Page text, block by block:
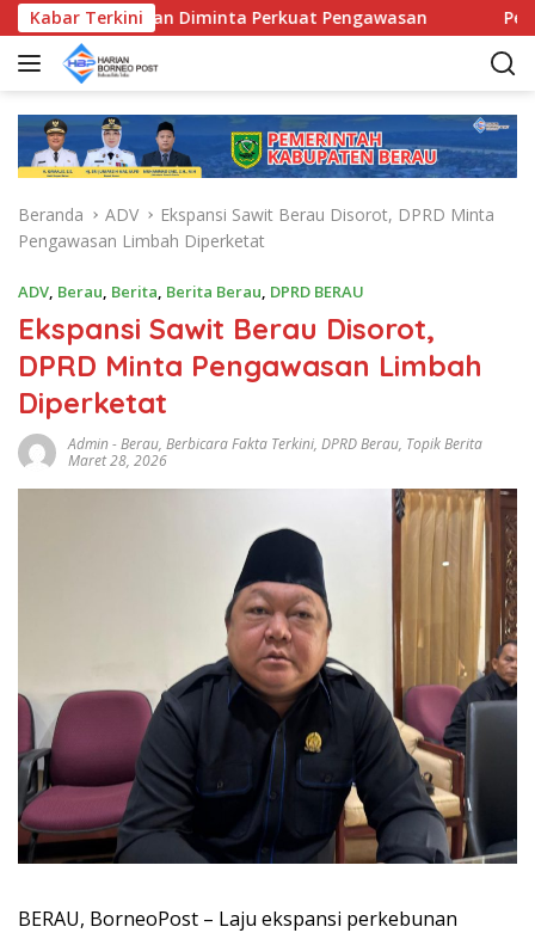
a
Kabar Terkini
Kecamatan Diminta Perkuat Pengawasan Pemkab
Beranda ADV
Ekspansi Sawit Berau Disorot, DPRD Minta
Pengawasan Limbah Diperketat
ADV, Berau, Berita, Berita Berau, DPRD BERAU
Ekspansi Sawit Berau Disorot,
DPRD Minta Pengawasan Limbah
Diperketat
Admin-Berau, Berbicara Fakta Terkini, DPRD Berau, Topik Berita
Maret 28, 2026
BERAU, BorneoPost – Laju ekspansi perkebunan